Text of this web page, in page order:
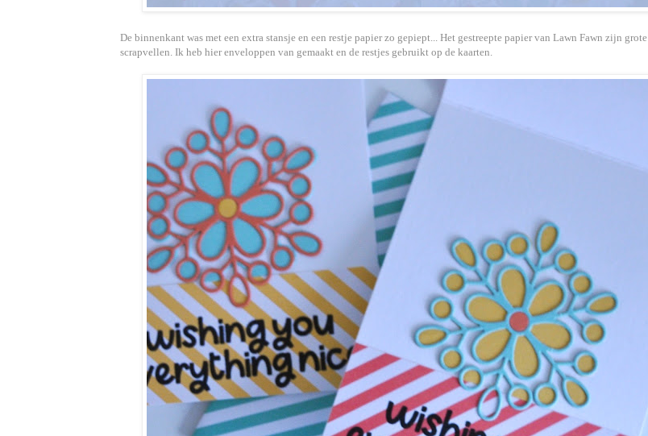
De binnenkant was met een extra stansje en een restje papier zo gepiept... Het gestreepte papier van Lawn Fawn zijn grote
scrapvellen. Ik heb hier enveloppen van gemaakt en de restjes gebruikt op de kaarten.